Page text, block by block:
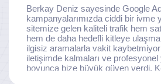
Berkay Deniz sayesinde Google
kampanyalarımızda ciddi bir ivme
sitemize gelen kaliteli trafik hem
hem de daha hedefli kitleye
ilgisiz aramalarla vakit
iletişimde kalmaları ve profesyonel
boyunca bize büyük güven verdi.